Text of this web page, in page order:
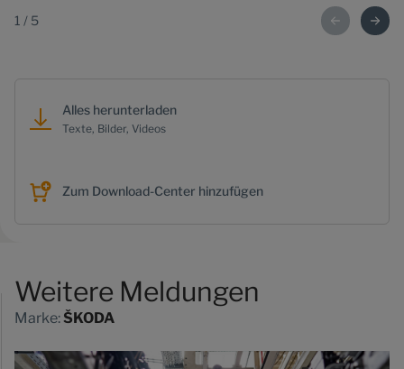
1 / 5
Alles herunterladen
Texte, Bilder, Videos
Zum Download-Center hinzufügen
Weitere Meldungen
Marke: ŠKODA